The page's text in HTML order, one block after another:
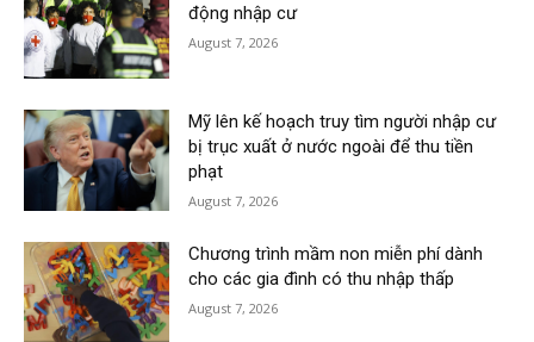
động nhập cư
August 7, 2026
Mỹ lên kế hoạch truy tìm người nhập cư
bị trục xuất ở nước ngoài để thu tiền
phạt
August 7, 2026
Chương trình mầm non miễn phí dành
cho các gia đình có thu nhập thấp
August 7, 2026